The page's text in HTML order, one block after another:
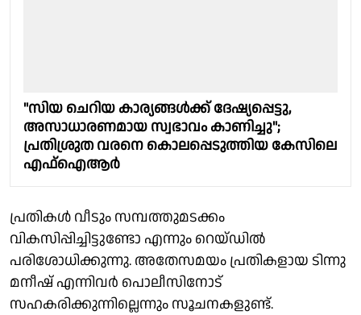
"സിയ ചെറിയ കാര്യങ്ങള്‍ക്ക് ദേഷ്യപ്പെട്ടു,
അസാധാരണമായ സ്വഭാവം കാണിച്ചു";
പ്രതിശ്രുത വരനെ കൊലപ്പെടുത്തിയ കേസിലെ
എഫ്‌ഐആര്‍
പ്രതികള്‍ വീടും സമ്പത്തുമടക്കം
വികസിപ്പിച്ചിട്ടുണ്ടോ എന്നും റെയ്ഡില്‍
പരിശോധിക്കുന്നു. അതേസമയം പ്രതികളായ ടിന്നു
മനീഷ് എന്നിവര്‍ പൊലീസിനോട്
സഹകരിക്കുന്നില്ലെന്നും സൂചനകളുണ്ട്.